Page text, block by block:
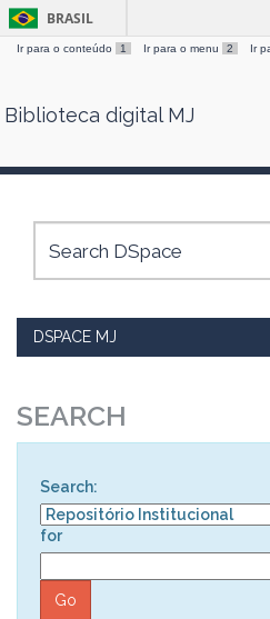
Skip
BRASIL
Ir para o conteúdo 1 Ir para o menu 2 Ir
Biblioteca digital MJ
DSPACE MJ
SEARCH
Search:
for